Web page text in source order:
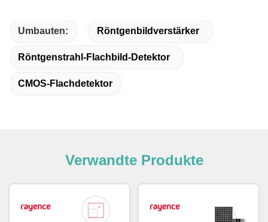
Umbauten: Röntgenbildverstärker
Röntgenstrahl-Flachbild-Detektor
CMOS-Flachdetektor
Verwandte Produkte